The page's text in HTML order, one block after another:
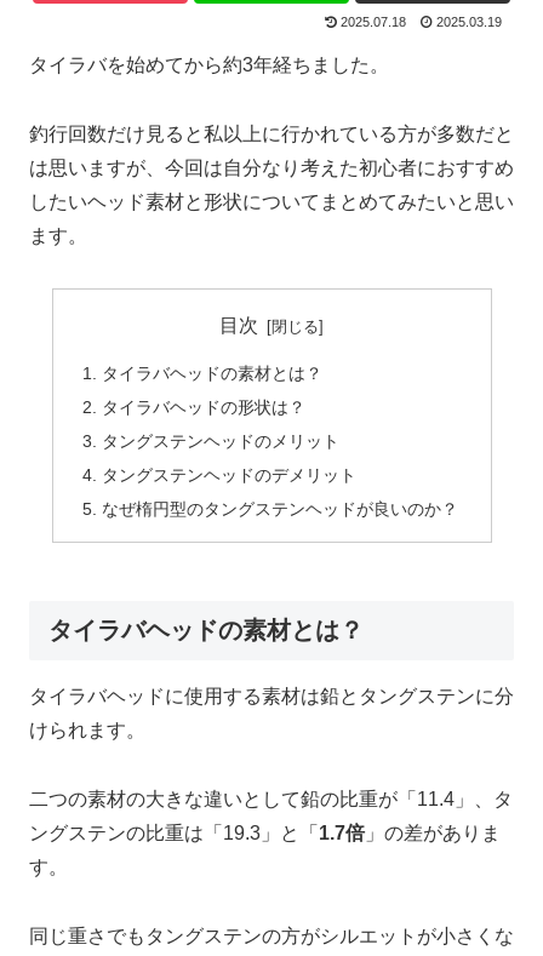
2025.07.18 2025.03.19
タイラバを始めてから約3年経ちました。
釣行回数だけ見ると私以上に行かれている方が多数だと
は思いますが、今回は自分なり考えた初心者におすすめ
したいヘッド素材と形状についてまとめてみたいと思い
ます。
目次
タイラバヘッドの素材とは？
タイラバヘッドの形状は？
タングステンヘッドのメリット
タングステンヘッドのデメリット
なぜ楕円型のタングステンヘッドが良いのか？
タイラバヘッドの素材とは？
タイラバヘッドに使用する素材は鉛とタングステンに分
けられます。
二つの素材の大きな違いとして鉛の比重が「11.4」、タ
ングステンの比重は「19.3」と「 1.7倍」の差がありま
す。
同じ重さでもタングステンの方がシルエットが小さくな